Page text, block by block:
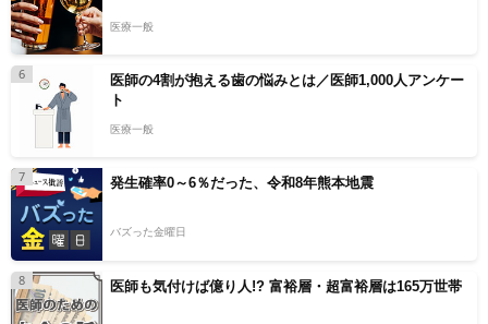
医療一般
6
医師の4割が抱える歯の悩みとは／医師1,000人アンケー
ト
医療一般
7 発生確率0～6％だった、令和8年熊本地震
バズった金曜日
8 医師も気付けば億り人!? 富裕層・超富裕層は165万世帯